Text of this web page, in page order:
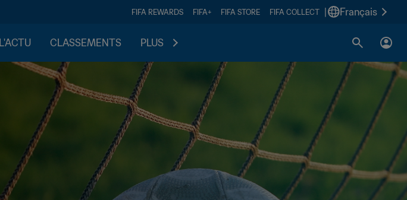
FIFA REWARDS FIFA+ FIFA STORE FIFA COLLECT Français
L'ACTU CLASSEMENTS PLUS